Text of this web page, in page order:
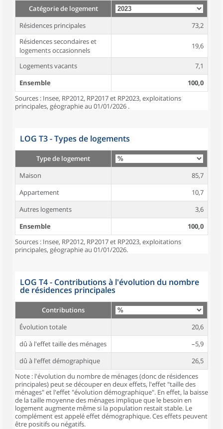
Catégorie de logement
Résidences principales
73,2
Résidences secondaires et
logements occasionnels
19,6
Logements vacants
7,1
Ensemble
100,0
Sources : Insee, RP2012, RP2017 et RP2023, exploitations
principales, géographie au 01/01/2026 .
LOG T3 - Types de logements
Type de logement
Maison
85,7
Appartement
10,7
Autres logements
3,6
Ensemble
100,0
Sources : Insee, RP2012, RP2017 et RP2023, exploitations
principales, géographie au 01/01/2026.
LOG T4 - Contributions à l'évolution du nombre
de résidences principales
Contributions
Évolution totale
20,6
dû à l'effet taille des ménages
–5,9
dû à l'effet démographique
26,5
Note : l'évolution du nombre de ménages (donc de résidences
principales) peut se découper en deux effets, l'effet "taille des
ménages" et l'effet "évolution démographique". En effet, la baisse
de la taille moyenne des ménages implique que le besoin en
logement augmente même si la population restait stable. Le
complément est appelé effet démographique. Ces effets peuvent
être positifs ou négatifs.